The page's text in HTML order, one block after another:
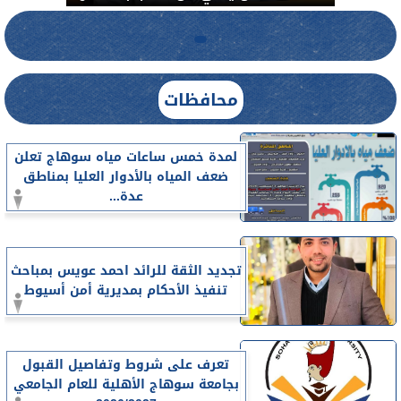
محافظات
لمدة خمس ساعات مياه سوهاج تعلن
ضعف المياه بالأدوار العليا بمناطق
عدة...
تجديد الثقة للرائد احمد عويس بمباحث
تنفيذ الأحكام بمديرية أمن أسيوط
تعرف على شروط وتفاصيل القبول
بجامعة سوهاج الأهلية للعام الجامعي